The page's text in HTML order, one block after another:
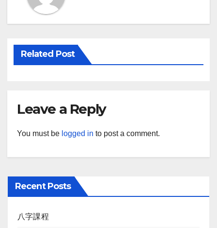
Related Post
Leave a Reply
You must be logged in to post a comment.
Recent Posts
八字課程